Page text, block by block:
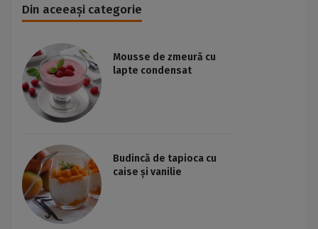
Din aceeași categorie
Mousse de zmeură cu
lapte condensat
Budincă de tapioca cu
caise și vanilie